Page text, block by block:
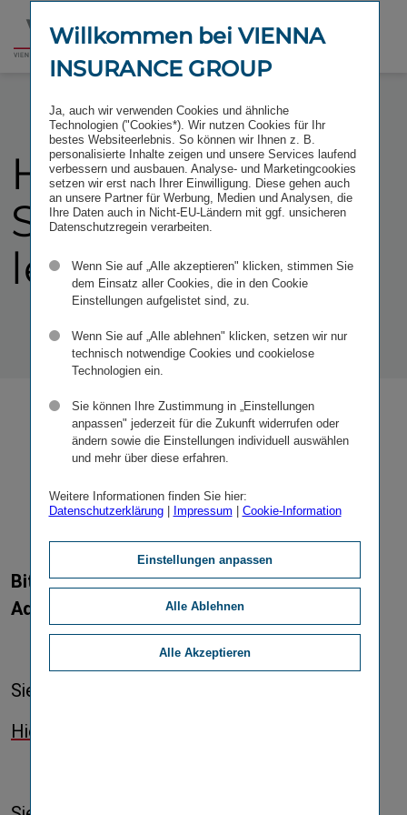
Hoppla!Diese
Seite existiert
leider nicht.
Bitte überprüfen Sie, ob Sie die korrekte
Adresse eingegeben haben.
Sie wollen sich bewerben?
Hier geht es zu den offenen Stellen.
404
Willkommen bei VIENNA
INSURANCE GROUP
Ja, auch wir verwenden Cookies und ähnliche
Technologien ("Cookies*). Wir nutzen Cookies für Ihr
bestes Websiteerlebnis. So können wir Ihnen z. B.
personalisierte Inhalte zeigen und unsere Services laufend
verbessern und ausbauen. Analyse- und Marketingcookies
setzen wir erst nach Ihrer Einwilligung. Diese gehen auch
an unsere Partner für Werbung, Medien und Analysen, die
Ihre Daten auch in Nicht-EU-Ländern mit ggf. unsicheren
Datenschutzregein verarbeiten.
Wenn Sie auf „Alle akzeptieren" klicken, stimmen Sie
dem Einsatz aller Cookies, die in den Cookie
Einstellungen aufgelistet sind, zu.
Wenn Sie auf „Alle ablehnen" klicken, setzen wir nur
technisch notwendige Cookies und cookielose
Technologien ein.
Sie können Ihre Zustimmung in „Einstellungen
anpassen" jederzeit für die Zukunft widerrufen oder
ändern sowie die Einstellungen individuell auswählen
und mehr über diese erfahren.
Weitere Informationen finden Sie hier:
Datenschutzerklärung| Impressum Cookie-Information
Einstellungen anpassen
Alle Ablehnen
Alle Akzeptieren